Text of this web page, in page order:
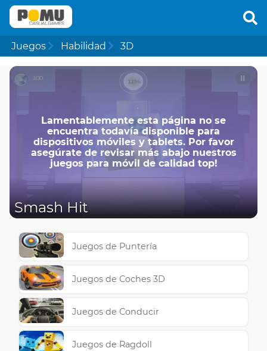
Juegos Habilidad 3D
Lamentablemente esta página no se
encuentra todavía disponible para
dispositivos móviles y tablets. Por favor
asegúrate de revisar más abajo nuestros
juegos para móvil de calidad top!
Smash Hit
Juegos de Puntería
Juegos de Coches 3D
Juegos de Conducir
Juegos de Ragdoll